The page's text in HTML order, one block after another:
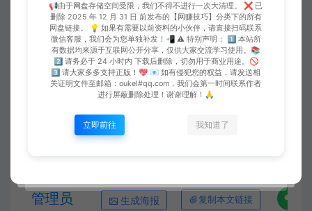
除。 如果有侵权之处请第一时间联系oukel#qq.com删除，敬
请谅解！(#替换@)
欧珂网络 安卓
B612(相机修图) v13.4.5 解锁会员
https://oukel.com/386.html
管理员 生成海报 复制本文链接
📢由于网盘存储空间受限，我们不得不进行一次大清理。 ❌ 已
删除 2025 年 12 月 31 日 前发布的【网赚技巧】分类下的所有
网盘链接。 💡 如果有需要以前资料的小伙伴，请直接扫码联系
微信客服，我们会为您单独补发！📲 ⚠️ 特别声明： 1️⃣ 本站所
有数据均来源于互联网公开分享，仅供大家交流学习使用。📚
2️⃣ 请务必于 24 小时内 下载后删除，切勿用于商业用途。🚫
3️⃣ 请大家多多支持正版！💖 📧 如有侵犯您的权益，请发送相
关证明文件至邮箱：oukel#qq.com，我们会第一时间联系作者
进行屏蔽删除处理！谢谢理解！🙏
立即前往 我知道了